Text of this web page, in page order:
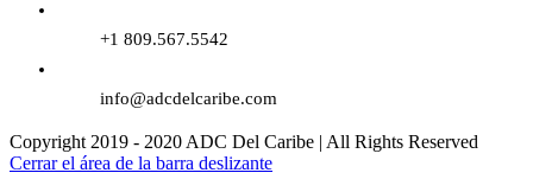
+1 809.567.5542
info@adcdelcaribe.com
Copyright 2019 - 2020 ADC Del Caribe | All Rights Reserved
Cerrar el área de la barra deslizante